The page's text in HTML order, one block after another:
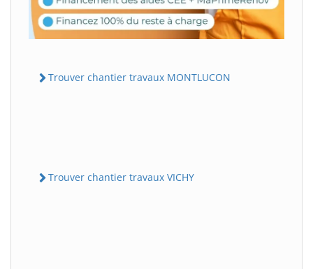
Trouver chantier travaux MONTLUCON
Trouver chantier travaux VICHY